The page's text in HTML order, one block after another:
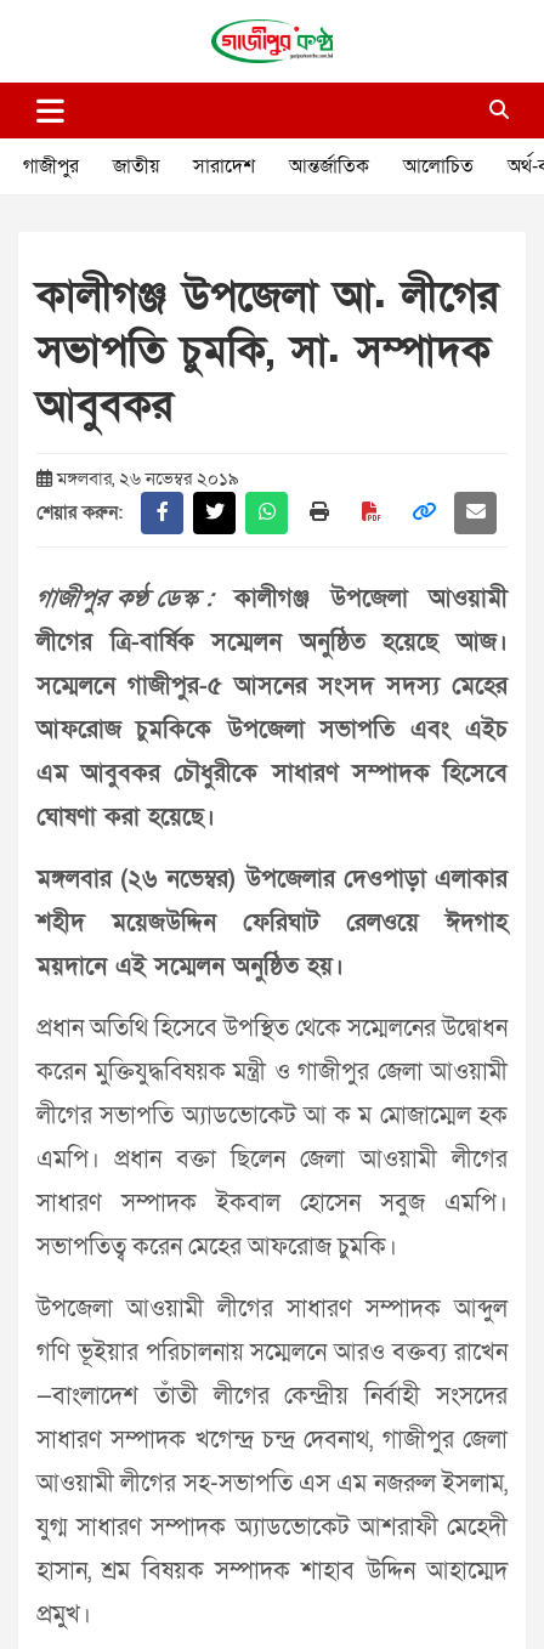
গাজীপুর কণ্ঠ
গাজীপুর জাতীয় সারাদেশ আন্তর্জাতিক আলোচিত অর্থ-
কালীগঞ্জ উপজেলা আ. লীগের
সভাপতি চুমকি, সা. সম্পাদক
আবুবকর
মঙ্গলবার, ২৬ নভেম্বর ২০১৯
শেয়ার করুন:
গাজীপুর কণ্ঠ ডেস্ক :কালীগঞ্জ উপজেলা আওয়ামী
লীগের ত্রি-বার্ষিক সম্মেলন অনুষ্ঠিত হয়েছে আজ।
সম্মেলনে গাজীপুর-৫ আসনের সংসদ সদস্য মেহের
আফরোজ চুমকিকে উপজেলা সভাপতি এবং এইচ
এম আবুবকর চৌধুরীকে সাধারণ সম্পাদক হিসেবে
ঘোষণা করা হয়েছে।
মঙ্গলবার (২৬ নভেম্বর) উপজেলার দেওপাড়া এলাকার
শহীদ ময়েজউদ্দিন ফেরিঘাট রেলওয়ে ঈদগাহ
ময়দানে এই সম্মেলন অনুষ্ঠিত হয়।
প্রধান অতিথি হিসেবে উপস্থিত থেকে সম্মেলনের উদ্বোধন
করেন মুক্তিযুদ্ধবিষয়ক মন্ত্রী ও গাজীপুর জেলা আওয়ামী
লীগের সভাপতি অ্যাডভোকেট আ ক ম মোজাম্মেল হক
এমপি। প্রধান বক্তা ছিলেন জেলা আওয়ামী লীগের
সাধারণ সম্পাদক ইকবাল হোসেন সবুজ এমপি।
সভাপতিত্ব করেন মেহের আফরোজ চুমকি।
উপজেলা আওয়ামী লীগের সাধারণ সম্পাদক আব্দুল
গণি ভূইয়ার পরিচালনায় সম্মেলনে আরও বক্তব্য রাখেন
—বাংলাদেশ তাঁতী লীগের কেন্দ্রীয় নির্বাহী সংসদের
সাধারণ সম্পাদক খগেন্দ্র চন্দ্র দেবনাথ, গাজীপুর জেলা
আওয়ামী লীগের সহ-সভাপতি এস এম নজরুল ইসলাম,
যুগ্ম সাধারণ সম্পাদক অ্যাডভোকেট আশরাফী মেহেদী
হাসান, শ্রম বিষয়ক সম্পাদক শাহাব উদ্দিন আহাম্মেদ
প্রমুখ।